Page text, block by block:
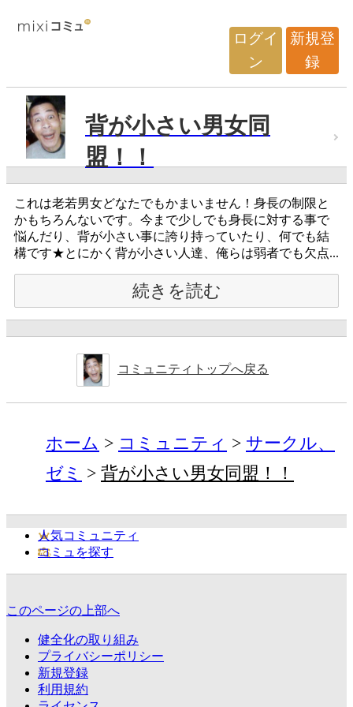
ログイ
ン
新規登
録
背が小さい男女同
盟！！
これは老若男女どなたでもかまいません！身長の制限と
かもちろんないです。今まで少しでも身長に対する事で
悩んだり、背が小さい事に誇り持っていたり、何でも結
構です★とにかく背が小さい人達、俺らは弱者でも欠点...
続きを読む
コミュニティトップへ戻る
ホーム コミュニティ
サークル、
ゼミ
背が小さい男女同盟！！
人気コミュニティ
コミュを探す
このページの上部へ
健全化の取り組み
プライバシーポリシー
新規登録
利用規約